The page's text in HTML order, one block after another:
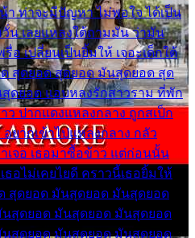
า ท่าจะมีปัญหา ไม่พอใจ ได้เป็น
น เลยแหลงใต้ถามมัน ว่ามัน
เปลี่ยนเป็นยิ้มให้ เจอะเด็กใต้
สุดยอด สุดยอด มันสุดยอด สุด
ดยอด แอบหลงรักสาวราม ที่พัก
ว ปากแดงแหลงกลาง ถูกสเป็ก
อยากเข้าไปแหลงกลาง กลัว
เจอ เธอมาซื้อข้าว แต่ก่อนนั้น
ธอไม่เคยไยดี คราวนี้เธอยิ้มให้
สุดยอด มันสุดยอด มันสุดยอด
สุดยอด มันสุดยอด มันสุดยอด
สุดยอด มันสุดยอด มันสุดยอด